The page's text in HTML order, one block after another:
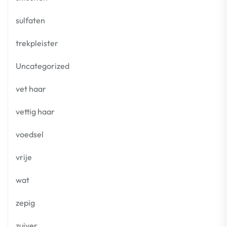
sulfaten
trekpleister
Uncategorized
vet haar
vettig haar
voedsel
vrije
wat
zepig